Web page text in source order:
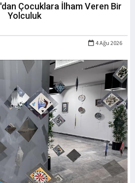
Çocuklara İlham Veren Bir
Yolculuk
4 Ağu 2026